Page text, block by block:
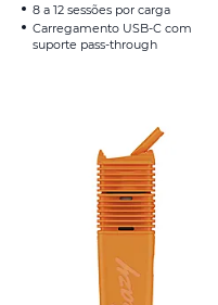
8 a 12 sessões por carga
Carregamento USB-C com
suporte pass-through